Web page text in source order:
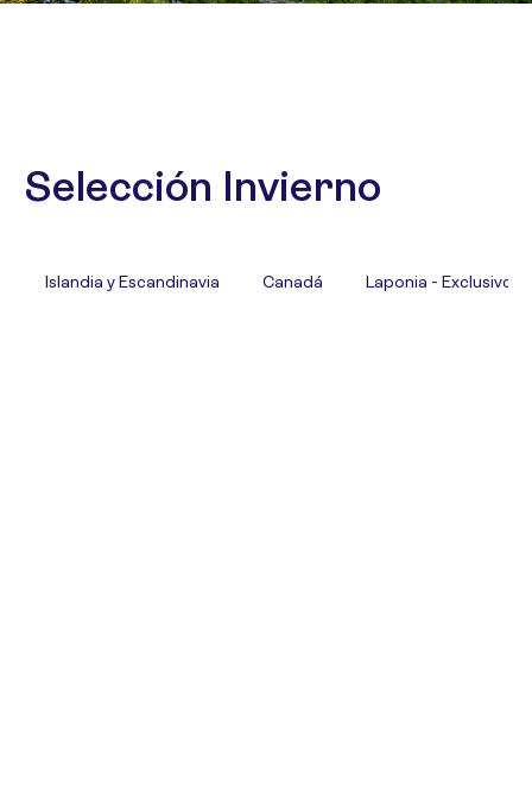
Selección Invierno
Islandia y Escandinavia Canadá Laponia - Exclusivo